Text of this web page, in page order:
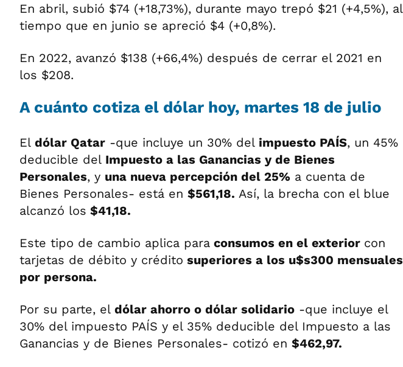
En abril, subió $74 (+18,73%), durante mayo trepó $21 (+4,5%), al
tiempo que en junio se apreció $4 (+0,8%).
En 2022, avanzó $138 (+66,4%) después de cerrar el 2021 en
los $208.
A cuánto cotiza el dólar hoy, martes 18 de julio
El dólar Qatar -que incluye un 30% del impuesto PAÍS, un 45%
deducible del Impuesto a las Ganancias y de Bienes
Personales, y una nueva percepción del 25% a cuenta de
Bienes Personales- está en $561,18. Así, la brecha con el blue
alcanzó los $41,18.
Este tipo de cambio aplica para consumos en el exterior con
tarjetas de débito y crédito superiores a los u$s300 mensuales
por persona.
Por su parte, el dólar ahorro o dólar solidario -que incluye el
30% del impuesto PAÍS y el 35% deducible del Impuesto a las
Ganancias y de Bienes Personales- cotizó en $462,97.